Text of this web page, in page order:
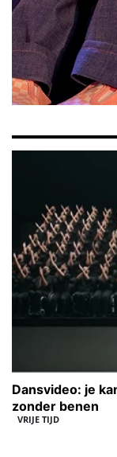
Dansvideo: je
zonder benen
VRIJE TIJD